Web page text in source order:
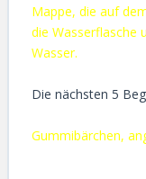
Mappe, die auf
die Wasserflasche
Wasser.
Die nächsten 5
Gummibärchen,